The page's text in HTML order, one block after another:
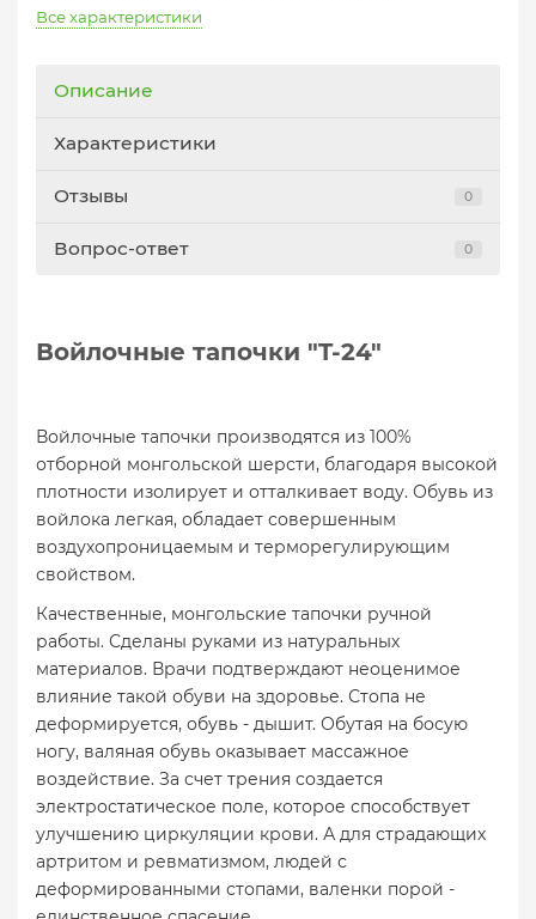
Все характеристики
Описание
Характеристики
Отзывы 0
Вопрос-ответ 0
Войлочные тапочки "T-24"
Войлочные тапочки производятся из 100%
отборной монгольской шерсти, благодаря высокой
плотности изолирует и отталкивает воду. Обувь из
войлока легкая, обладает совершенным
воздухопроницаемым и терморегулирующим
свойством.
Качественные, монгольские тапочки ручной
работы. Сделаны руками из натуральных
материалов. Врачи подтверждают неоценимое
влияние такой обуви на здоровье. Стопа не
деформируется, обувь - дышит. Обутая на босую
ногу, валяная обувь оказывает массажное
воздействие. За счет трения создается
электростатическое поле, которое способствует
улучшению циркуляции крови. А для страдающих
артритом и ревматизмом, людей с
деформированными стопами, валенки порой -